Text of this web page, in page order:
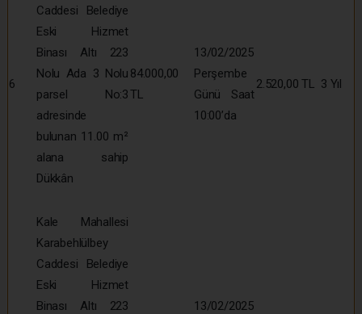
6
Caddesi Belediye
Eski Hizmet
Binası Altı 223
Nolu Ada 3 Nolu
parsel No:3
adresinde
bulunan 11.00 m²
alana sahip
Dükkân
84.000,00
TL
13/02/2025
Perşembe
Günü Saat
10:00’da
2.520,00 TL 3 Yıl
Kale Mahallesi
Karabehlülbey
Caddesi Belediye
Eski Hizmet
Binası Altı 223
13/02/2025